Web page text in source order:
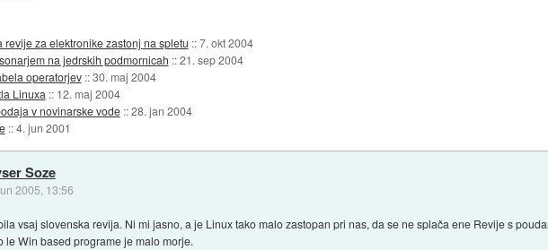
revije za elektronike zastonj na spletu ::7. okt 2004
na jedrskih podmornicah ::21. sep 2004
operatorjev ::30. maj 2004
Linuxa :: 12. maj 2004
v novinarske vode ::28. jan 2004
::4. jun 2001
Soze
2005, 13:56
vsaj slovenska revija. Ni mi jasno, a je Linux tako malo zastopan pri nas, da se ne splača ene Revije s
le Win based programe je malo morje.